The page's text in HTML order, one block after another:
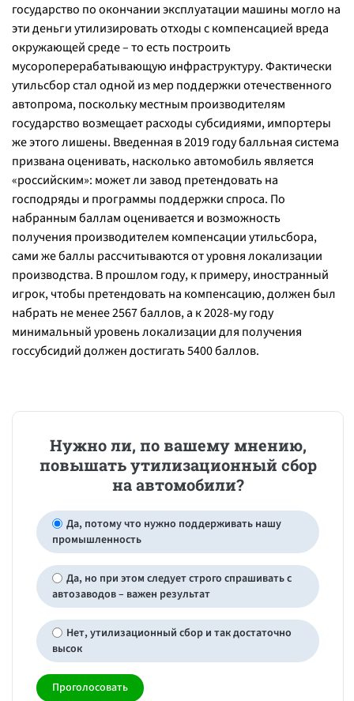
государство по окончании эксплуатации машины могло на
эти деньги утилизировать отходы с компенсацией вреда
окружающей среде – то есть построить
мусороперерабатывающую инфраструктуру. Фактически
утильсбор стал одной из мер поддержки отечественного
автопрома, поскольку местным производителям
государство возмещает расходы субсидиями, импортеры
же этого лишены. Введенная в 2019 году балльная система
призвана оценивать, насколько автомобиль является
«российским»: может ли завод претендовать на
господряды и программы поддержки спроса. По
набранным баллам оценивается и возможность
получения производителем компенсации утильсбора,
сами же баллы рассчитываются от уровня локализации
производства. В прошлом году, к примеру, иностранный
игрок, чтобы претендовать на компенсацию, должен был
набрать не менее 2567 баллов, а к 2028-му году
минимальный уровень локализации для получения
госсубсидий должен достигать 5400 баллов.
Нужно ли, по вашему мнению,
повышать утилизационный сбор
на автомобили?
Да, потому что нужно поддерживать нашу
промышленность
Да, но при этом следует строго спрашивать с
автозаводов – важен результат
Нет, утилизационный сбор и так достаточно
высок